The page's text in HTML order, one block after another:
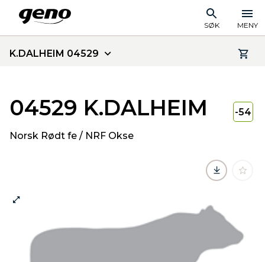
SØK MENY
K.DALHEIM 04529
04529 K.DALHEIM
Norsk Rødt fe / NRF Okse
-54